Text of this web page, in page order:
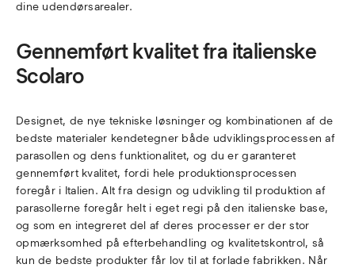
dine udendørsarealer.
Gennemført kvalitet fra italienske
Scolaro
Designet, de nye tekniske løsninger og kombinationen af de
bedste materialer kendetegner både udviklingsprocessen af
parasollen og dens funktionalitet, og du er garanteret
gennemført kvalitet, fordi hele produktionsprocessen
foregår i Italien. Alt fra design og udvikling til produktion af
parasollerne foregår helt i eget regi på den italienske base,
og som en integreret del af deres processer er der stor
opmærksomhed på efterbehandling og kvalitetskontrol, så
kun de bedste produkter får lov til at forlade fabrikken. Når